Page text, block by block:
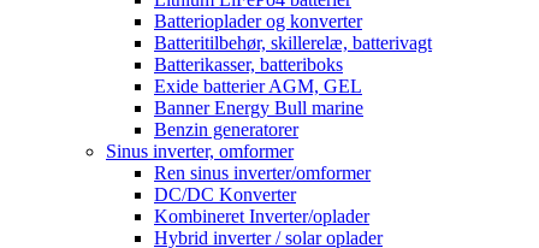
Batterioplader og konverter
Batteritilbehør, skillerelæ, batterivagt
Batterikasser, batteriboks
Exide batterier AGM, GEL
Banner Energy Bull marine
Benzin generatorer
Sinus inverter, omformer
Ren sinus inverter/omformer
DC/DC Konverter
Kombineret Inverter/oplader
Hybrid inverter / solar oplader